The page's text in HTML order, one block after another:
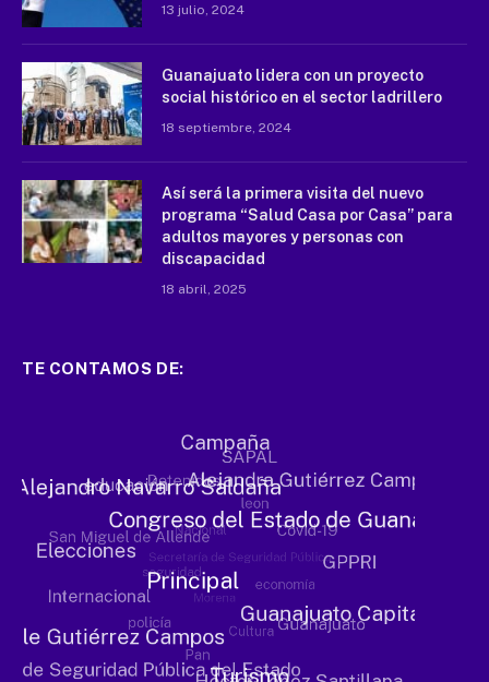
13 julio, 2024
Guanajuato lidera con un proyecto
social histórico en el sector ladrillero
18 septiembre, 2024
Así será la primera visita del nuevo
programa “Salud Casa por Casa” para
adultos mayores y personas con
discapacidad
18 abril, 2025
TE CONTAMOS DE: